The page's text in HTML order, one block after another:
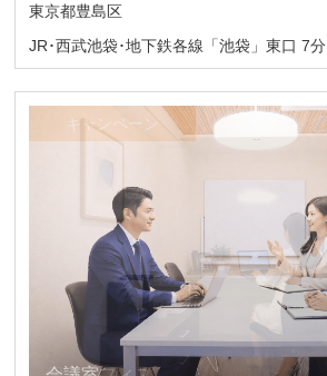
東京都豊島区
JR･西武池袋･地下鉄各線「池袋」東口 7分
キャンペーン